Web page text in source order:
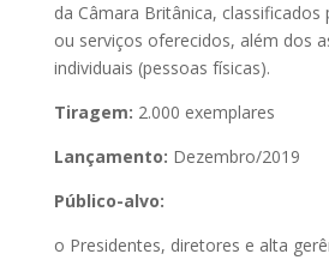
da Câmara Britânica,
ou serviços oferecidos, além dos
individuais (pessoas físicas).
Tiragem: 2.000 exemplares
Lançamento: Dezembro/2019
Público-alvo:
o Presidentes, diretores e alta